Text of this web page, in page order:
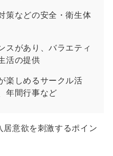
策などの安全・衛生体
スがあり、バラエティ
活の提供
楽しめるサークル活
年間行事など
意欲を刺激するポイン